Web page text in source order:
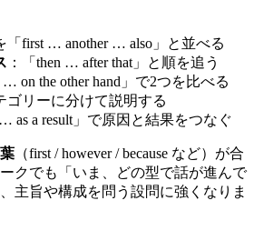
「first … another … also」と並べる
：「then … after that」と順を追う
… on the other hand」で2つを比べる
ゴリーに分けて説明する
… as a result」で原因と結果をつなぐ
（first / however / because など）が合
クでも「いま、どの型で話が進んで
主旨や構成を問う設問に強くなりま